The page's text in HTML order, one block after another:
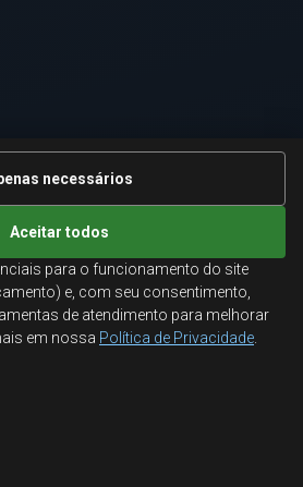
condições para empresas
necessários
Aceitar todos
para o funcionamento do site
e, com seu consentimento,
de atendimento para melhorar
em nossa Política de Privacidade